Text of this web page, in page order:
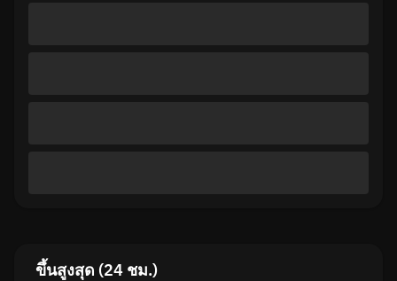
ขึ้นสูงสุด (24 ชม.)